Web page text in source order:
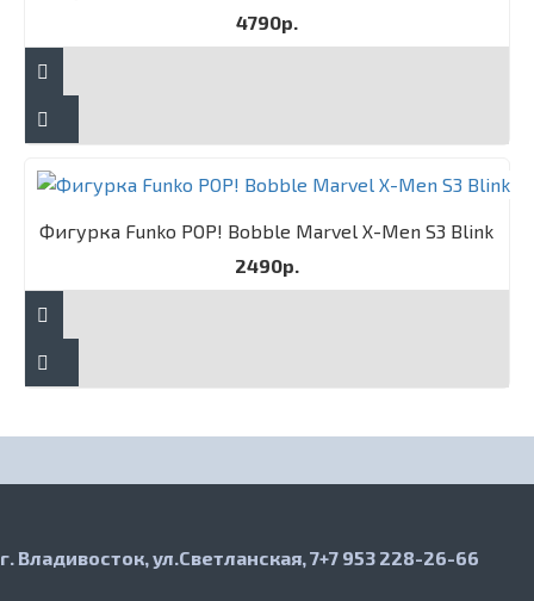
4790р.
Фигурка Funko POP! Bobble Marvel X-Men S3 Blink
2490р.
г. Владивосток, ул.Светланская, 7+7 953 228-26-66